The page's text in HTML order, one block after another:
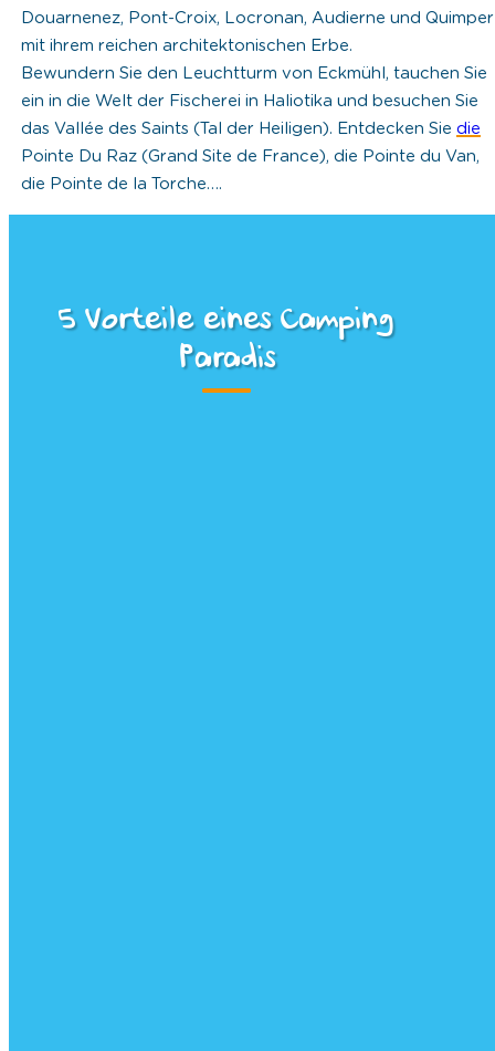
Douarnenez, Pont-Croix, Locronan, Audierne und Quimper
mit ihrem reichen architektonischen Erbe.
Bewundern Sie den Leuchtturm von Eckmühl, tauchen Sie
ein in die Welt der Fischerei in Haliotika und besuchen Sie
das Vallée des Saints (Tal der Heiligen). Entdecken Siedie
Pointe Du Raz (Grand Site de France), die Pointe du Van,
die Pointe de la Torche….
5 Vorteile eines Camping
Paradis